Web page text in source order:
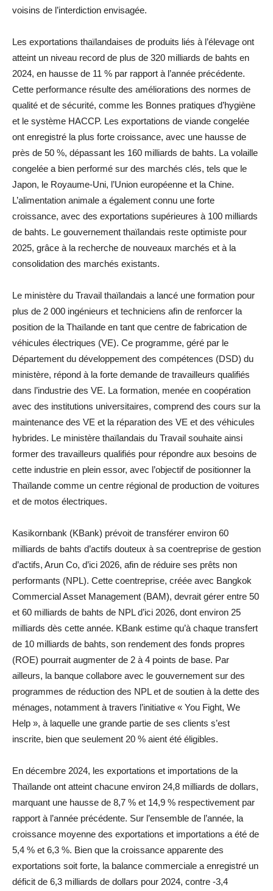
voisins de l’interdiction envisagée.
Les exportations thaïlandaises de produits liés à l’élevage ont
atteint un niveau record de plus de 320 milliards de bahts en
2024, en hausse de 11 % par rapport à l’année précédente.
Cette performance résulte des améliorations des normes de
qualité et de sécurité, comme les Bonnes pratiques d’hygiène
et le système HACCP. Les exportations de viande congelée
ont enregistré la plus forte croissance, avec une hausse de
près de 50 %, dépassant les 160 milliards de bahts. La volaille
congelée a bien performé sur des marchés clés, tels que le
Japon, le Royaume-Uni, l’Union européenne et la Chine.
L’alimentation animale a également connu une forte
croissance, avec des exportations supérieures à 100 milliards
de bahts. Le gouvernement thaïlandais reste optimiste pour
2025, grâce à la recherche de nouveaux marchés et à la
consolidation des marchés existants.
Le ministère du Travail thaïlandais a lancé une formation pour
plus de 2 000 ingénieurs et techniciens afin de renforcer la
position de la Thaïlande en tant que centre de fabrication de
véhicules électriques (VE). Ce programme, géré par le
Département du développement des compétences (DSD) du
ministère, répond à la forte demande de travailleurs qualifiés
dans l’industrie des VE. La formation, menée en coopération
avec des institutions universitaires, comprend des cours sur la
maintenance des VE et la réparation des VE et des véhicules
hybrides. Le ministère thaïlandais du Travail souhaite ainsi
former des travailleurs qualifiés pour répondre aux besoins de
cette industrie en plein essor, avec l’objectif de positionner la
Thaïlande comme un centre régional de production de voitures
et de motos électriques.
Kasikornbank (KBank) prévoit de transférer environ 60
milliards de bahts d’actifs douteux à sa coentreprise de gestion
d’actifs, Arun Co, d’ici 2026, afin de réduire ses prêts non
performants (NPL). Cette coentreprise, créée avec Bangkok
Commercial Asset Management (BAM), devrait gérer entre 50
et 60 milliards de bahts de NPL d’ici 2026, dont environ 25
milliards dès cette année. KBank estime qu’à chaque transfert
de 10 milliards de bahts, son rendement des fonds propres
(ROE) pourrait augmenter de 2 à 4 points de base. Par
ailleurs, la banque collabore avec le gouvernement sur des
programmes de réduction des NPL et de soutien à la dette des
ménages, notamment à travers l’initiative « You Fight, We
Help », à laquelle une grande partie de ses clients s’est
inscrite, bien que seulement 20 % aient été éligibles.
En décembre 2024, les exportations et importations de la
Thaïlande ont atteint chacune environ 24,8 milliards de dollars,
marquant une hausse de 8,7 % et 14,9 % respectivement par
rapport à l’année précédente. Sur l’ensemble de l’année, la
croissance moyenne des exportations et importations a été de
5,4 % et 6,3 %. Bien que la croissance apparente des
exportations soit forte, la balance commerciale a enregistré un
déficit de 6,3 milliards de dollars pour 2024, contre -3,4